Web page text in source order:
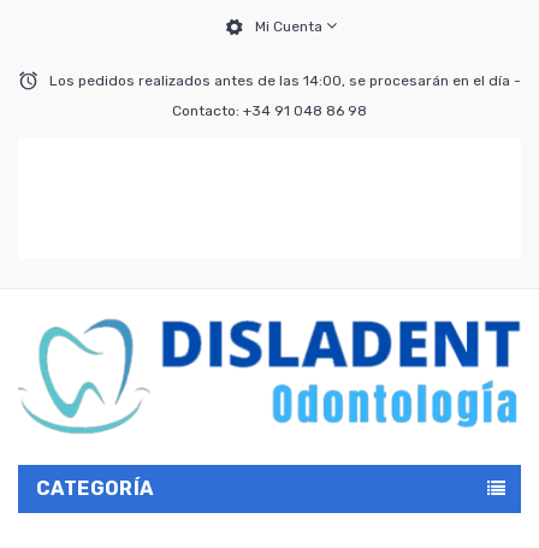
Mi Cuenta
Los pedidos realizados antes de las 14:00, se procesarán en el día -
Contacto: +34 91 048 86 98
CATEGORÍA